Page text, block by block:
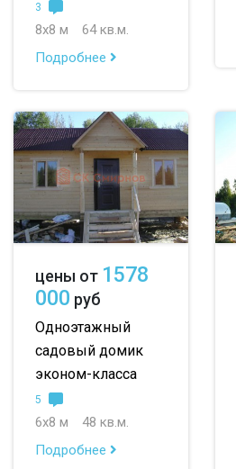
3
8х8 м
64 кв.м.
Подробнее
цены от 1578
000 руб
Одноэтажный
садовый домик
эконом-класса
5
6х8 м
48 кв.м.
Подробнее